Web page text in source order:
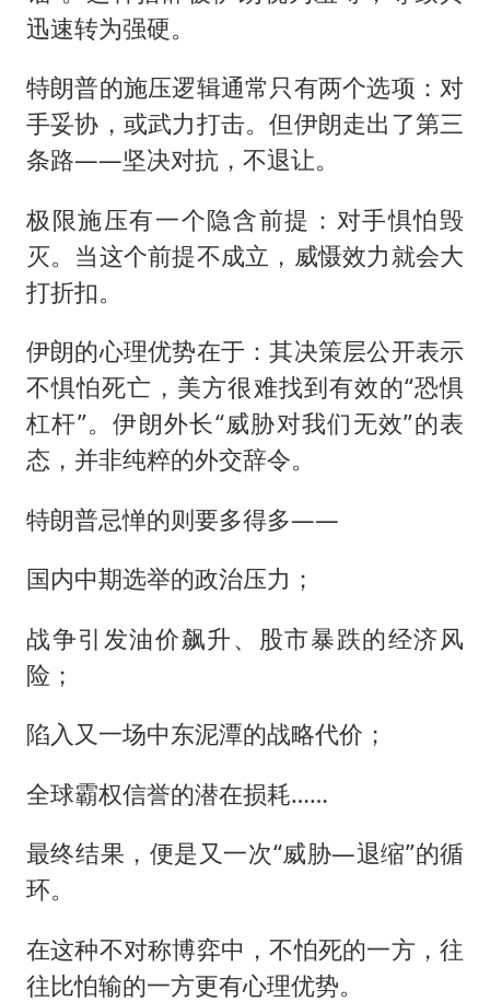
迅速转为强硬。
特朗普的施压逻辑通常只有两个选项：对
手妥协，或武力打击。但伊朗走出了第三
条路——坚决对抗，不退让。
极限施压有一个隐含前提：对手惧怕毁
灭。当这个前提不成立，威慑效力就会大
打折扣。
伊朗的心理优势在于：其决策层公开表示
不惧怕死亡，美方很难找到有效的“恐惧
杠杆”。伊朗外长“威胁对我们无效”的表
态，并非纯粹的外交辞令。
特朗普忌惮的则要多得多——
国内中期选举的政治压力；
战争引发油价飙升、股市暴跌的经济风
险；
陷入又一场中东泥潭的战略代价；
全球霸权信誉的潜在损耗……
最终结果，便是又一次“威胁—退缩”的循
环。
在这种不对称博弈中，不怕死的一方，往
往比怕输的一方更有心理优势。